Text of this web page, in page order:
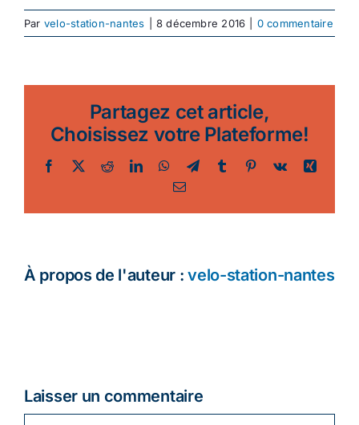
Par velo-station-nantes 8 décembre 2016 0 commentaire
Partagez cet article,
Choisissez votre Plateforme!
Facebook
TwitterRedditLinkedInWhatsApp
TelegramTumblr Pinterest
Vk
Xing
Email
À propos de l'auteur :velo-station-nantes
Laisser un commentaire